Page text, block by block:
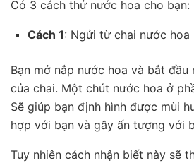
Có 3 cách thử nước hoa cho bạn:
Cách 1: Ngửi từ chai nước hoa
Bạn mở nắp nước hoa và bắt
của chai. Một chút nước hoa ở
Sẽ giúp bạn định hình được mùi
hợp với bạn và gây ấn tượng với
Tuy nhiên cách nhận biết này sẽ